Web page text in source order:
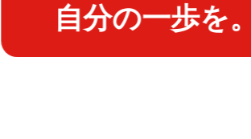
自分の一歩を。